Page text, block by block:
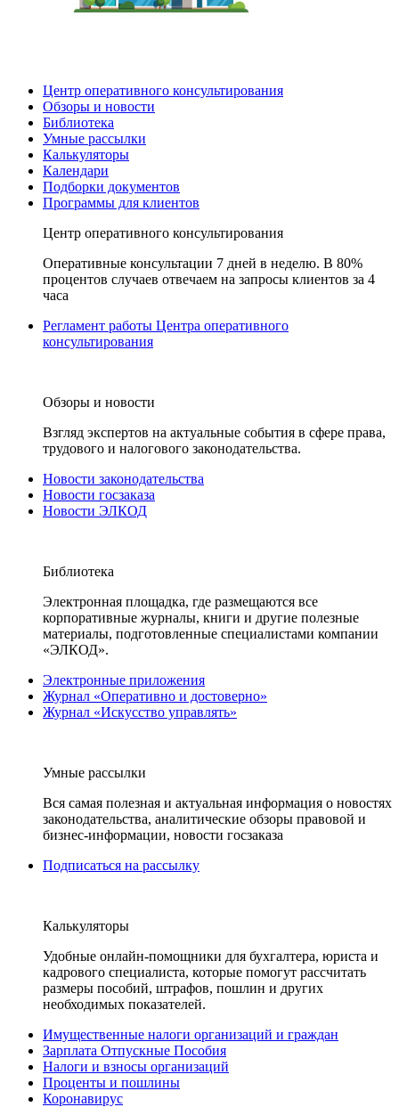
Центр оперативного консультирования
Обзоры и новости
Библиотека
Умные рассылки
Калькуляторы
Календари
Подборки документов
Программы для клиентов
Центр оперативного консультирования
Оперативные консультации 7 дней в неделю. В 80%
процентов случаев отвечаем на запросы клиентов за 4
часа
Регламент работы Центра оперативного
консультирования
Обзоры и новости
Взгляд экспертов на актуальные события в сфере права,
трудового и налогового законодательства.
Новости законодательства
Новости госзаказа
Новости ЭЛКОД
Библиотека
Электронная площадка, где размещаются все
корпоративные журналы, книги и другие полезные
материалы, подготовленные специалистами компании
«ЭЛКОД».
Электронные приложения
Журнал «Оперативно и достоверно»
Журнал «Искусство управлять»
Умные рассылки
Вся самая полезная и актуальная информация о новостях
законодательства, аналитические обзоры правовой и
бизнес-информации, новости госзаказа
Подписаться на рассылку
Калькуляторы
Удобные онлайн-помощники для бухгалтера, юриста и
кадрового специалиста, которые помогут рассчитать
размеры пособий, штрафов, пошлин и других
необходимых показателей.
Имущественные налоги организаций и граждан
Зарплата Отпускные Пособия
Налоги и взносы организаций
Проценты и пошлины
Коронавирус